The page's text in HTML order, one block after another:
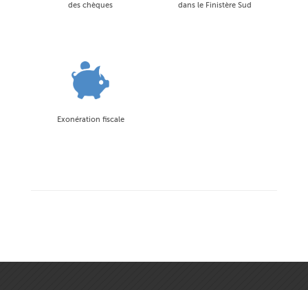
des chèques
dans le Finistère Sud
Exonération fiscale